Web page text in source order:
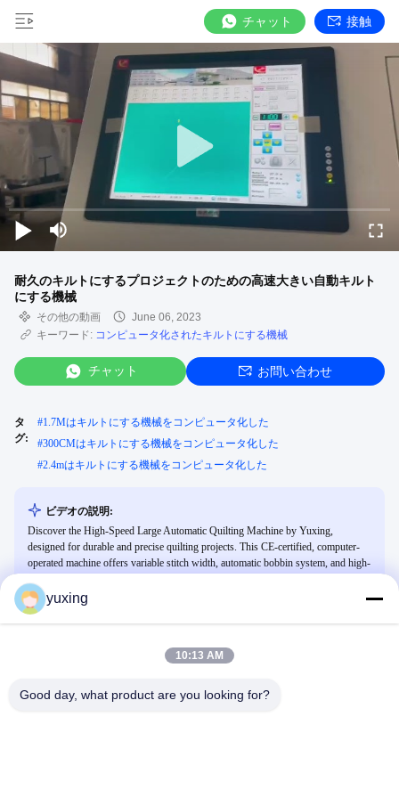
チャット 接触
耐久のキルトにするプロジェクトのための高速大きい自動キルト
にする機械
その他の動画
June 06, 2023
キーワード: コンピュータ化されたキルトにする機械
チャット お問い合わせ
タ
グ:
#1.7Mはキルトにする機械をコンピュータ化した
#300CMはキルトにする機械をコンピュータ化した
#2.4mはキルトにする機械をコンピュータ化した
ビデオの説明:
Discover the High-Speed Large Automatic Quilting Machine by Yuxing,
designed for durable and precise quilting projects. This CE-certified, computer-
operated machine offers variable stitch width, automatic bobbin system, and high-
and industrial fabric products.
yuxing
10:13 AM
Good day, what product are you looking for?